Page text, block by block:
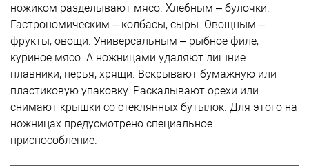
ножиком разделывают мясо. Хлебным – булочки.
Гастрономическим – колбасы, сыры. Овощным –
фрукты, овощи. Универсальным – рыбное филе,
куриное мясо. А ножницами удаляют лишние
плавники, перья, хрящи. Вскрывают бумажную или
пластиковую упаковку. Раскалывают орехи или
снимают крышки со стеклянных бутылок. Для этого на
ножницах предусмотрено специальное
приспособление.